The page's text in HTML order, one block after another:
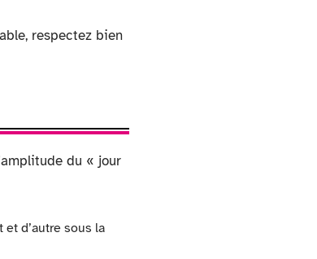
respectez bien
du « jour
d’autre sous la